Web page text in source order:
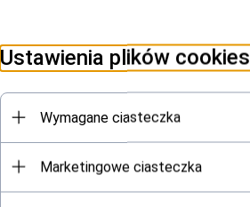
Ustawienia plików cookies
Wymagane ciasteczka
Marketingowe ciasteczka